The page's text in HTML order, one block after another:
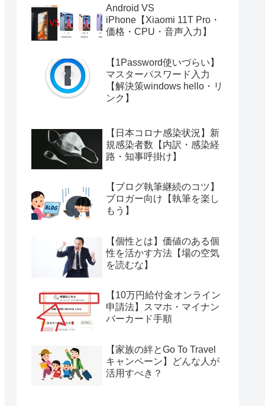
Android VS
iPhone【Xiaomi 11T Pro・
価格・CPU・音声入力】
【1Password使いづらい】
マスターパスワード入力
【解決策windows hello・リ
ンク】
【日本コロナ感染状況】新
規感染者数【内訳・感染経
路・知事呼掛け】
【ブログ執筆継続のコツ】
ブロガー向け【執筆を楽し
もう】
【個性とは】価値のある個
性を活かす方法【場の空気
を読むな】
【10万円給付金オンライン
申請法】スマホ・マイナン
バーカード手順
【家族の絆とGo To Travel
キャンペーン】どんな人が
活用すべき？